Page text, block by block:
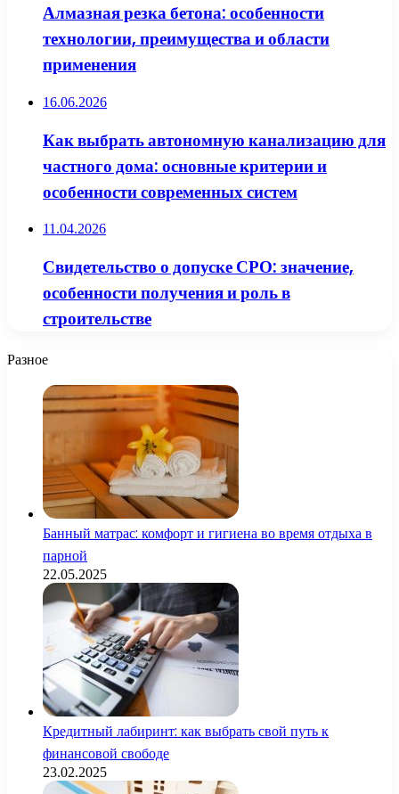
Алмазная резка бетона: особенности
технологии, преимущества и области
применения
16.06.2026
Как выбрать автономную канализацию для
частного дома: основные критерии и
особенности современных систем
11.04.2026
Свидетельство о допуске СРО: значение,
особенности получения и роль в
строительстве
Разное
Банный матрас: комфорт и гигиена во время отдыха в
парной
22.05.2025
Кредитный лабиринт: как выбрать свой путь к
финансовой свободе
23.02.2025